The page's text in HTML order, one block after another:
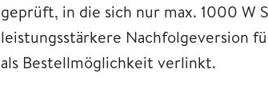
geprüft, in die sich nur max. 1000 W
leistungsstärkere Nachfolgeversion
als Bestellmöglichkeit verlinkt.